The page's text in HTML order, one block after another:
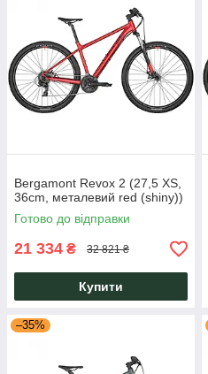
Bergamont Revox 2 (27,5 XS,
36cm, металевий red (shiny))
Готово до відправки
21 334 ₴ 32 821 ₴
Купити
–35%